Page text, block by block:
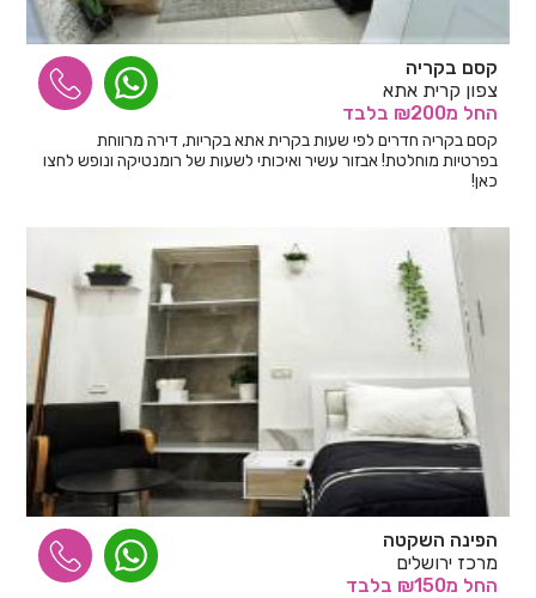
קסם בקריה
צפון קרית אתא
החל מ₪200 בלבד
קסם בקריה חדרים לפי שעות בקרית אתא בקריות, דירה מרווחת
בפרטיות מוחלטת! אבזור עשיר ואיכותי לשעות של רומנטיקה ונופש לחצו
כאן!
הפינה השקטה
מרכז ירושלים
החל מ₪150 בלבד